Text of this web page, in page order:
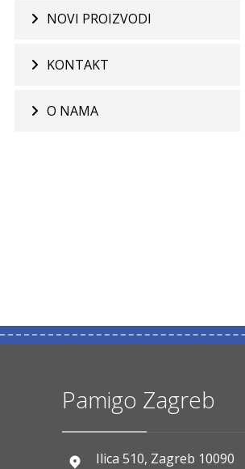
NOVI PROIZVODI
KONTAKT
O NAMA
Pamigo Zagreb
Ilica 510, Zagreb 10090